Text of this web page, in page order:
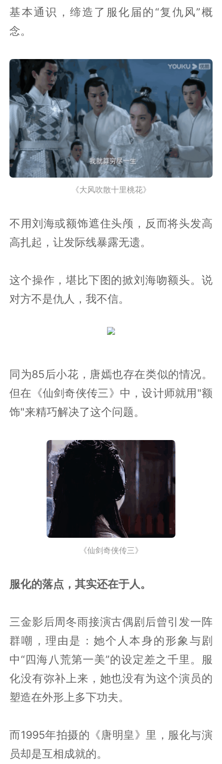
基本通识，缔造了服化届的“复仇风”概
念。
《大风吹散十里桃花》
不用刘海或额饰遮住头颅，反而将头发高
高扎起，让发际线暴露无遗。
这个操作，堪比下图的掀刘海吻额头。说
对方不是仇人，我不信。
同为85后小花，唐嫣也存在类似的情况。
但在《仙剑奇侠传三》中，设计师就用"额
饰"来精巧解决了这个问题。
《仙剑奇侠传三》
服化的落点，其实还在于人。
三金影后周冬雨接演古偶剧后曾引发一阵
群嘲，理由是：她个人本身的形象与剧
中“四海八荒第一美”的设定差之千里。服
化没有弥补上来，她也没有为这个演员的
塑造在外形上多下功夫。
而1995年拍摄的《唐明皇》里，服化与演
员却是互相成就的。